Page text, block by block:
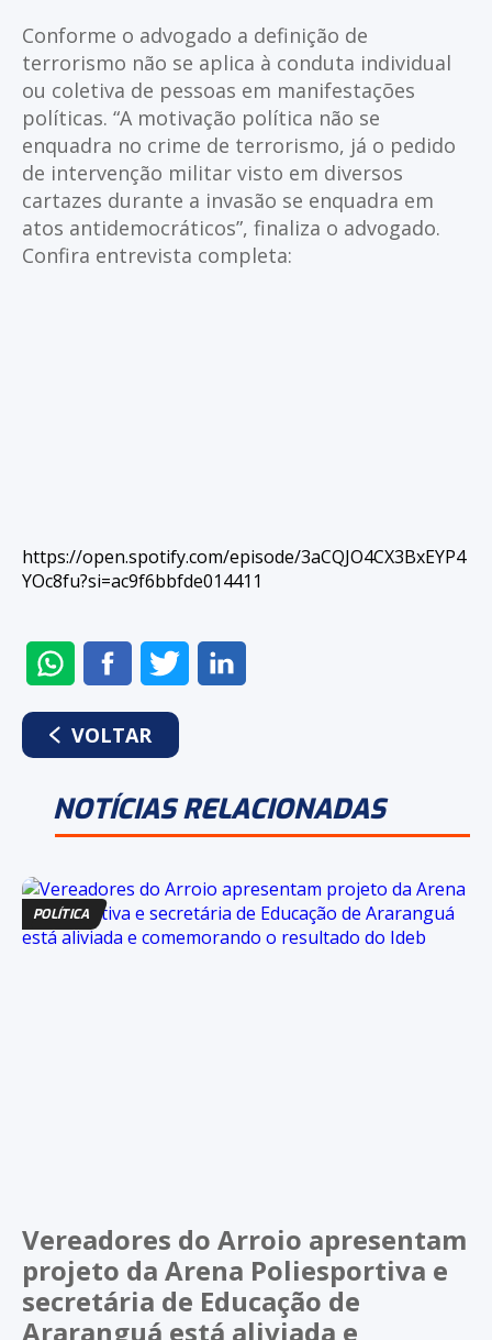
Conforme o advogado a definição de
terrorismo não se aplica à conduta individual
ou coletiva de pessoas em manifestações
políticas. “A motivação política não se
enquadra no crime de terrorismo, já o pedido
de intervenção militar visto em diversos
cartazes durante a invasão se enquadra em
atos antidemocráticos”, finaliza o advogado.
Confira entrevista completa:
https://open.spotify.com/episode/3aCQJO4CX3BxEYP4
YOc8fu?si=ac9f6bbfde014411
ENVIAR
NO
WHATSAPP
COMPARTILHAR
NO
FACEBOOK
COMPARTILHAR
NO
VOLTAR
NOTÍCIAS RELACIONADAS
POLÍTICA
Vereadores do Arroio apresentam
projeto da Arena Poliesportiva e
secretária de Educação de
Araranguá está aliviada e